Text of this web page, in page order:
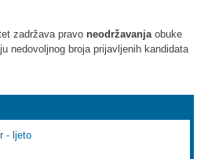
zadržava pravo neodržavanjaobuke
nedovoljnog broja prijavljenih kandidata
- ljeto